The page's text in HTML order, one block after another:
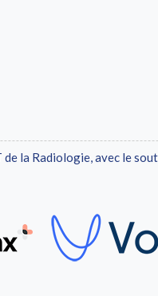
de la Radiologie, avec le